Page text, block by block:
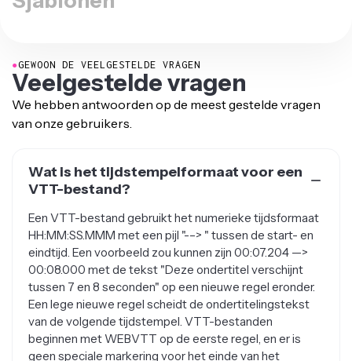
Veelgestelde vragen
We hebben antwoorden op de meest gestelde vragen
van onze gebruikers.
VTT-bestand?
HH:MM:SS.MMM met een pijl "-–> " tussen de start- en
eindtijd. Een voorbeeld zou kunnen zijn 00:07.204 —>
00:08.000 met de tekst "Deze ondertitel verschijnt
tussen 7 en 8 seconden" op een nieuwe regel eronder.
Een lege nieuwe regel scheidt de ondertitelingstekst
van de volgende tijdstempel. VTT-bestanden
beginnen met WEBVTT op de eerste regel, en er is
geen speciale markering voor het einde van het